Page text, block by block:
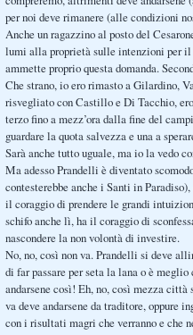
per noi deve rimanere (alle condizioni
Anche un ragazzino al posto del
lumi alla proprietà sulle intenzioni per
ammette proprio questa domanda.
Che strano, io ero rimasto a Gilardino,
risvegliato con Castillo e Di Tacchio,
terzo fino a mezz’ora dalla fine del
guardare la quota salvezza e una a
Sarà anche tutto uguale, ma io la vedo
Ma adesso Prandelli è diventato
contesterebbe anche i Santi in
il coraggio di prendere le grandi
schifo anche lì, ha il coraggio di
nascondere la non volontà di investire.
No, no, così non va. Prandelli si deve
di far passare per seta la lana o è
andarsene così! Eh, no, così mezza città
va deve andarsene da traditore, oppure
con i risultati magri che verranno e che